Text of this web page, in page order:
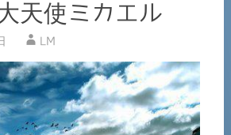
天使ミカエル
LM